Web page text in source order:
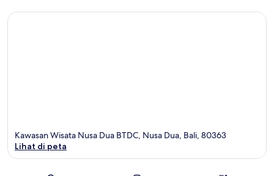
Kawasan Wisata Nusa Dua BTDC, Nusa Dua, Bali, 80363
Lihat di peta